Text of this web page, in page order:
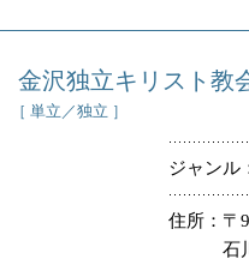
金沢独立キリスト教
［ 単立／独立 ］
ジャンル
住所
〒
石